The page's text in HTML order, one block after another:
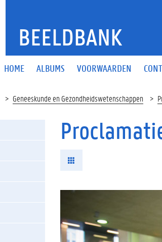
BEELDBANK
HOME ALBUMS VOORWAARDEN
Geneeskunde en Gezondheidswetenschappen